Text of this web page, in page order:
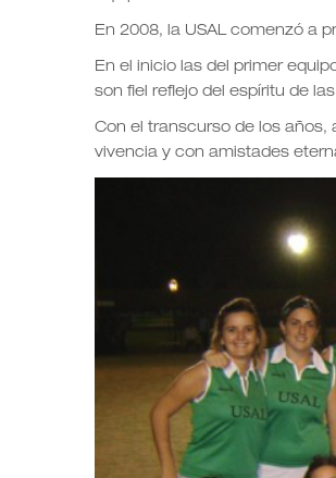
En 2008, la USAL comenzó a
En el inicio las del primer
son fiel reflejo del espíritu de
Con el transcurso de los años,
vivencia y con amistades